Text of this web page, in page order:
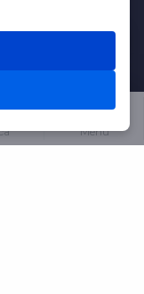
Menu